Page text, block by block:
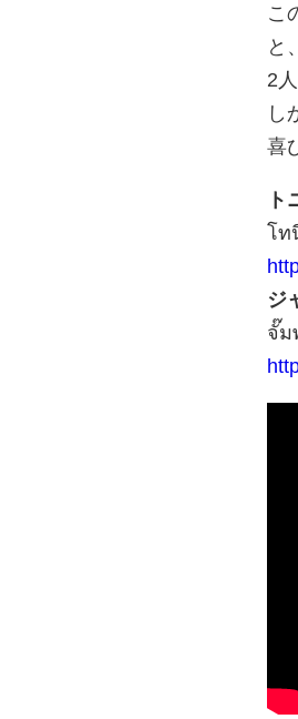
こ
と
2
し
喜
ト
โท
ジ
จั๊ม